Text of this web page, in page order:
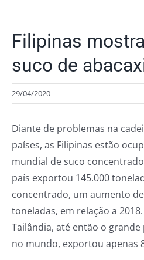
Filipinas
suco de
29/04/2020
Diante de problemas na
países, as Filipinas estão
mundial de suco
país exportou 145.000
concentrado, um aumento
toneladas, em relação a
Tailândia, até então o
no mundo, exportou apenas